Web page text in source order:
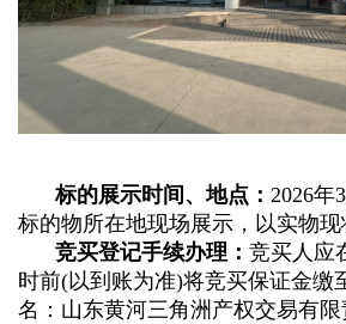
标的展示时间、地点： 2026年
标的物所在地现场展示，以实物现
竞买登记手续办理： 竞买人应
时前(以到账为准)将竞买保证金缴
名：山东黄河三角洲产权交易有